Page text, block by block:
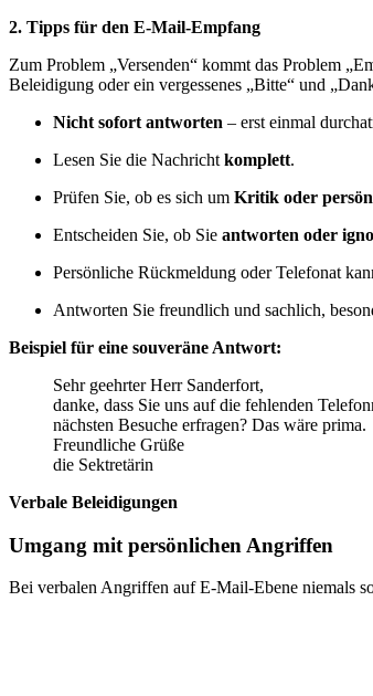
2. Tipps für den E-Mail-Empfang
Zum Problem „Versenden“ kommt das Problem
Beleidigung oder ein vergessenes „Bitte“ und
Nicht sofort antworten – erst einmal
Lesen Sie die Nachricht komplett.
Prüfen Sie, ob es sich um Kritik oder
Entscheiden Sie, ob Sie antworten oder
Persönliche Rückmeldung oder Telefonat
Antworten Sie freundlich und sachlich,
Beispiel für eine souveräne Antwort:
Sehr geehrter Herr Sanderfort,
danke, dass Sie uns auf die fehlenden
nächsten Besuche erfragen? Das wäre prima.
Freundliche Grüße
die Sektretärin
Verbale Beleidigungen
Umgang mit persönlichen Angriffen
Bei verbalen Angriffen auf E-Mail-Ebene niemals